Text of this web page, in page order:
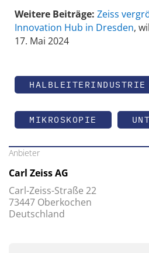
Weitere Beiträge: Zeiss
Innovation Hub in Dresden,
17. Mai 2024
HALBLEITERINDUSTRIE
MIKROSKOPIE
Anbieter
Carl Zeiss AG
Carl-Zeiss-Straße 22
73447 Oberkochen
Deutschland